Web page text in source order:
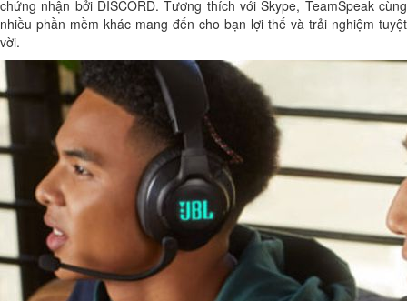
chứng nhận bởi DISCORD. Tương thích với Skype, TeamSpeak cùng
nhiều phần mềm khác mang đến cho bạn lợi thế và trải nghiệm tuyệt
vời.